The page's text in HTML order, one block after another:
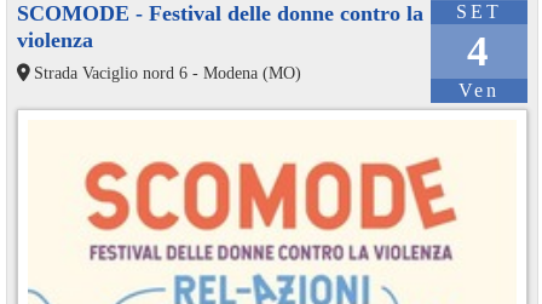
SET
4
Ven
SCOMODE - Festival delle donne contro la
violenza
Strada Vaciglio nord 6 - Modena (MO)